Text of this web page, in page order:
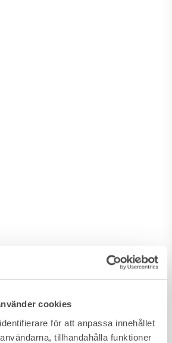
cookies
för att anpassa innehållet
tillhandahålla funktioner